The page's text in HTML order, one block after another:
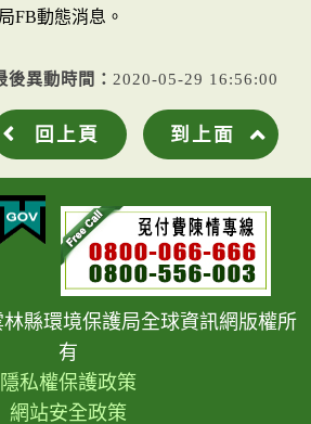
FB動態消息。
後異動時間： 2020-05-29 16:56:00
回上頁 到上面
縣環境保護局全球資訊網版權所
有
隱私權保護政策
網站安全政策